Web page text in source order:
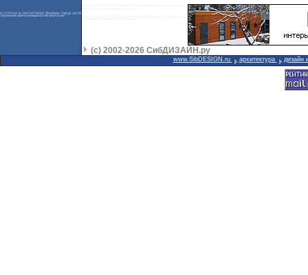
(с) 2002-2026 СибДИЗАЙН.ру
www.SibDESIGN.ru архитектура дизайн